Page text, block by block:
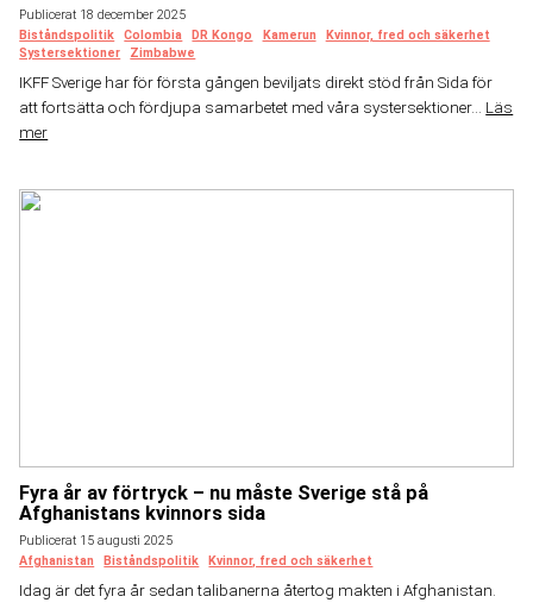
Publicerat 18 december 2025
Biståndspolitik
Colombia DR Kongo Kamerun
Kvinnor, fred och säkerhet
Systersektioner
Zimbabwe
IKFF Sverige har för första gången beviljats direkt stöd från Sida för
att fortsätta och fördjupa samarbetet med våra systersektioner... Läs
mer
Fyra år av förtryck – nu måste Sverige stå på
Afghanistans kvinnors sida
Publicerat 15 augusti 2025
Afghanistan
Biståndspolitik Kvinnor, fred och säkerhet
Idag är det fyra år sedan talibanerna återtog makten i Afghanistan.